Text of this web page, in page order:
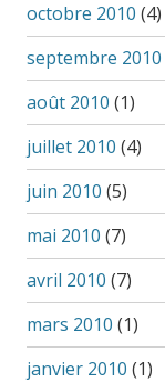
octobre 2010 (4)
septembre 2010
août 2010 (1)
juillet 2010 (4)
juin 2010 (5)
mai 2010 (7)
avril 2010 (7)
mars 2010 (1)
janvier 2010 (1)